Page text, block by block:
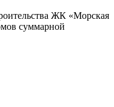
ЖК «Морская
суммарной